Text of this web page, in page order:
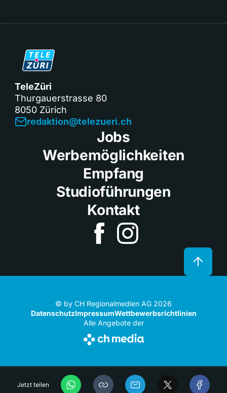
Jetzt teilen
TeleZüri
Thurgauerstrasse 80
8050 Zürich
redaktion@telezueri.ch
Jobs
Werbemöglichkeiten
Empfang
Studioführungen
Kontakt
© by CH Regionalmedien AG 2026
DatenschutzImpressumWettbewerbsrichtlinien
Alle Angebote der